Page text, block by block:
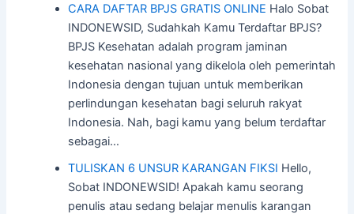
CARA DAFTAR BPJS GRATIS ONLINE Halo Sobat
INDONEWSID, Sudahkah Kamu Terdaftar BPJS?
BPJS Kesehatan adalah program jaminan
kesehatan nasional yang dikelola oleh pemerintah
Indonesia dengan tujuan untuk memberikan
perlindungan kesehatan bagi seluruh rakyat
Indonesia. Nah, bagi kamu yang belum terdaftar
sebagai…
TULISKAN 6 UNSUR KARANGAN FIKSI Hello,
Sobat INDONEWSID! Apakah kamu seorang
penulis atau sedang belajar menulis karangan